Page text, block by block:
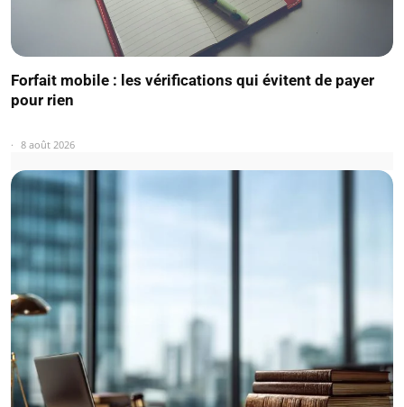
Forfait mobile : les vérifications qui évitent de payer
pour rien
8 août 2026